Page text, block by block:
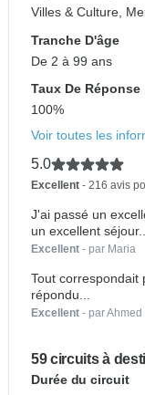
Villes & Culture,
Tranche D'âge
De 2 à 99 ans
Taux De Réponse
100%
Voir toutes les
5.0
Excellent - 216 avis
J'ai passé un
un excellent séjour...
Excellent - par Maria
Tout correspondait
répondu...
Excellent - par Ahmed
59 circuits à
Durée du circuit